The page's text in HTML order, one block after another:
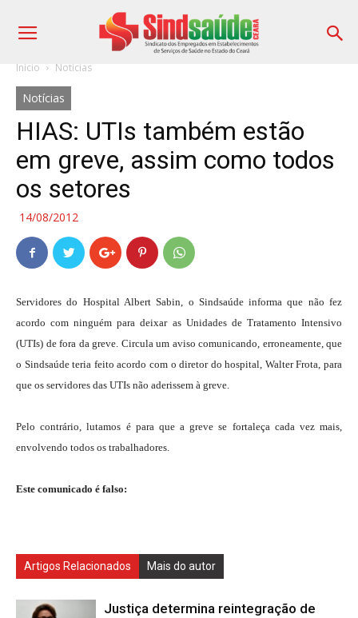
Início Notícias
Notícias
HIAS: UTIs também estão
em greve, assim como todos
os setores
14/08/2012
Servidores do Hospital Albert Sabin, o Sindsaúde informa que não fez
acordo com ninguém para deixar as Unidades de Tratamento Intensivo
(UTIs) de fora da greve. Circula um aviso comunicando, erroneamente, que
o Sindsaúde teria feito acordo com o diretor do hospital, Walter Frota, para
que os servidores das UTIs não aderissem à greve.
Pelo contrário, lutamos é para que a greve se fortaleça cada vez mais,
envolvendo todos os trabalhadores.
Este comunicado é falso:
Artigos Relacionados Mais do autor
Justiça determina reintegração de